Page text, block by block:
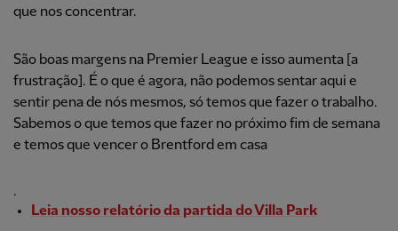
que nos concentrar.
São boas margens na Premier League e isso aumenta [a
frustração]. É o que é agora, não podemos sentar aqui e
sentir pena de nós mesmos, só temos que fazer o trabalho.
Sabemos o que temos que fazer no próximo fim de semana
e temos que vencer o Brentford em casa
.
Leia nosso relatório da partida do Villa Park